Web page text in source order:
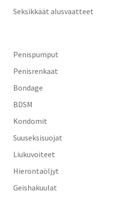
Seksikkäät alusvaatteet
Penispumput
Penisrenkaat
Bondage
BDSM
Kondomit
Suuseksisuojat
Liukuvoiteet
Hierontaöljyt
Geishakuulat